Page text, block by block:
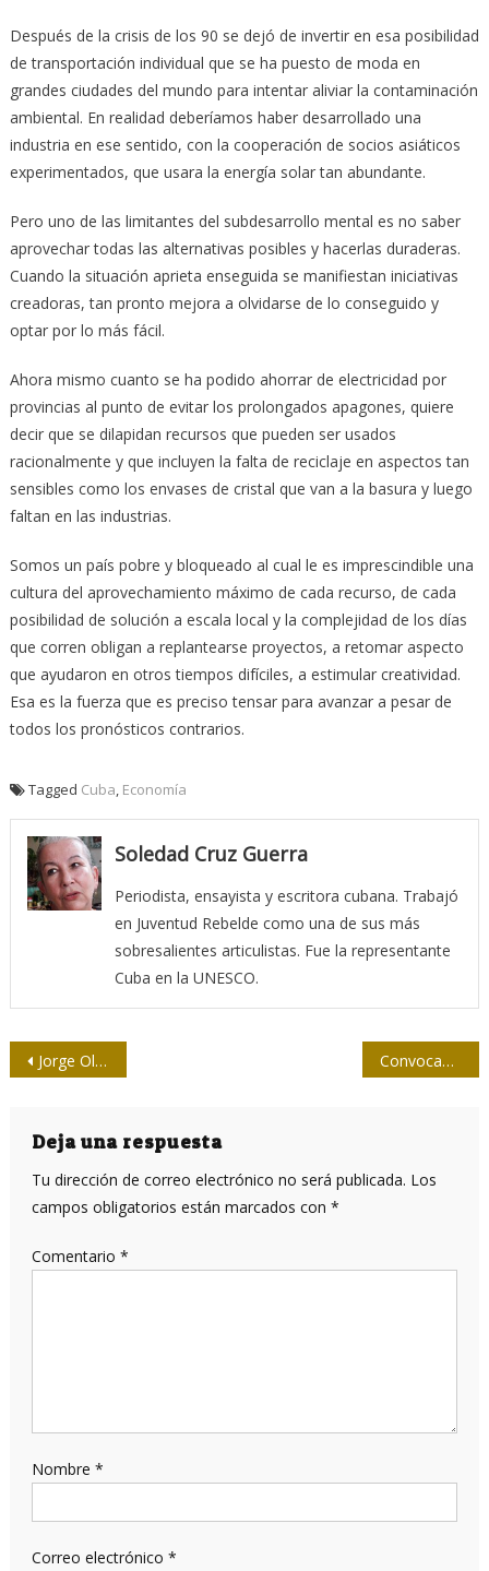
Después de la crisis de los 90 se dejó de invertir en esa posibilidad
de transportación individual que se ha puesto de moda en
grandes ciudades del mundo para intentar aliviar la contaminación
ambiental. En realidad deberíamos haber desarrollado una
industria en ese sentido, con la cooperación de socios asiáticos
experimentados, que usara la energía solar tan abundante.
Pero uno de las limitantes del subdesarrollo mental es no saber
aprovechar todas las alternativas posibles y hacerlas duraderas.
Cuando la situación aprieta enseguida se manifiestan iniciativas
creadoras, tan pronto mejora a olvidarse de lo conseguido y
optar por lo más fácil.
Ahora mismo cuanto se ha podido ahorrar de electricidad por
provincias al punto de evitar los prolongados apagones, quiere
decir que se dilapidan recursos que pueden ser usados
racionalmente y que incluyen la falta de reciclaje en aspectos tan
sensibles como los envases de cristal que van a la basura y luego
faltan en las industrias.
Somos un país pobre y bloqueado al cual le es imprescindible una
cultura del aprovechamiento máximo de cada recurso, de cada
posibilidad de solución a escala local y la complejidad de los días
que corren obligan a replantearse proyectos, a retomar aspecto
que ayudaron en otros tiempos difíciles, a estimular creatividad.
Esa es la fuerza que es preciso tensar para avanzar a pesar de
todos los pronósticos contrarios.
Tagged Cuba, Economía
Soledad Cruz Guerra
Periodista, ensayista y escritora cubana. Trabajó
en Juventud Rebelde como una de sus más
sobresalientes articulistas. Fue la representante
Cuba en la UNESCO.
Navegación
entradas
Jorge Oller: “La fotografía, atrapar la historia en instantes” Convocan al Concurso Nacional de Periodismo Deportivo José González Barros 2019
Deja una respuesta
Tu dirección de correo electrónico no será publicada. Los
campos obligatorios están marcados con *
Comentario *
Nombre *
Correo electrónico *